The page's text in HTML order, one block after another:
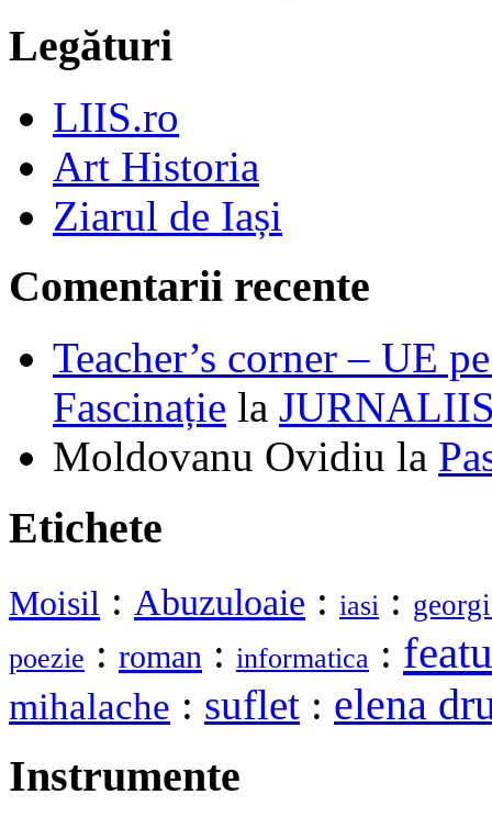
Legături
LIIS.ro
Art Historia
Ziarul de Iași
Comentarii recente
Teacher’s corner – UE
Fascinație la
Moldovanu Ovidiu la
Etichete
Moisil : Abuzuloaie : iasi :
poezie : roman : informatica :
mihalache : suflet : elena
Instrumente